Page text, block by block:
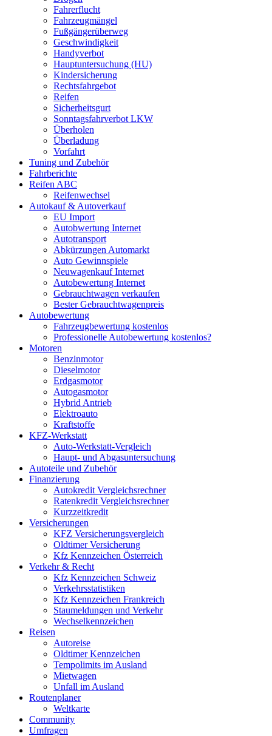
Fahrerflucht
Fahrzeugmängel
Fußgängerüberweg
Geschwindigkeit
Handyverbot
Hauptuntersuchung (HU)
Kindersicherung
Rechtsfahrgebot
Reifen
Sicherheitsgurt
Sonntagsfahrverbot LKW
Überholen
Überladung
Vorfahrt
Tuning und Zubehör
Fahrberichte
Reifen ABC
Reifenwechsel
Autokauf & Autoverkauf
EU Import
Autobwertung Internet
Autotransport
Abkürzungen Automarkt
Auto Gewinnspiele
Neuwagenkauf Internet
Autobewertung Internet
Gebrauchtwagen verkaufen
Bester Gebrauchtwagenpreis
Autobewertung
Fahrzeugbewertung kostenlos
Professionelle Autobewertung kostenlos?
Motoren
Benzinmotor
Dieselmotor
Erdgasmotor
Autogasmotor
Hybrid Antrieb
Elektroauto
Kraftstoffe
KFZ-Werkstatt
Auto-Werkstatt-Vergleich
Haupt- und Abgasuntersuchung
Autoteile und Zubehör
Finanzierung
Autokredit Vergleichsrechner
Ratenkredit Vergleichsrechner
Kurzzeitkredit
Versicherungen
KFZ Versicherungsvergleich
Oldtimer Versicherung
Kfz Kennzeichen Österreich
Verkehr & Recht
Kfz Kennzeichen Schweiz
Verkehrsstatistiken
Kfz Kennzeichen Frankreich
Staumeldungen und Verkehr
Wechselkennzeichen
Reisen
Autoreise
Oldtimer Kennzeichen
Tempolimits im Ausland
Mietwagen
Unfall im Ausland
Routenplaner
Weltkarte
Community
Umfragen